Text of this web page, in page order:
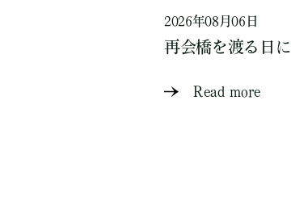
2026年08月06日
再会橋を渡る日に
Read more